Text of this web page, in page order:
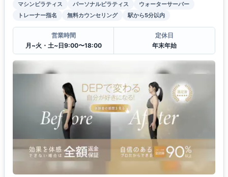
マシンピラティス パーソナルピラティス
ウォーターサーバー
トレーナー指名
無料カウンセリング 駅から5分以内
営業時間
月~火・土~日9:00〜18:00
定休日
年末年始